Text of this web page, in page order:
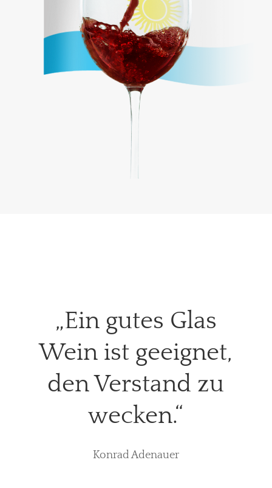
„Ein gutes Glas
Wein ist geeignet,
den Verstand zu
wecken.“
Konrad Adenauer